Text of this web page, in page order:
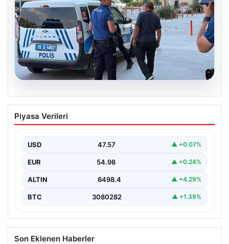
Burdur’da Park Yeri Kavgası Kanlı Çıktı:
Baba ve Oğlu Bıçakla Yaralandı
anlaşmazlık, komşular arasında kısa sürede büyüyerek
kanlı…
Piyasa Verileri
USD 47.57 ▲ +0.07%
EUR 54.98 ▲ +0.24%
ALTIN 6498.4 ▲ +4.29%
BTC 3080282 ▲ +1.39%
Son Eklenen Haberler